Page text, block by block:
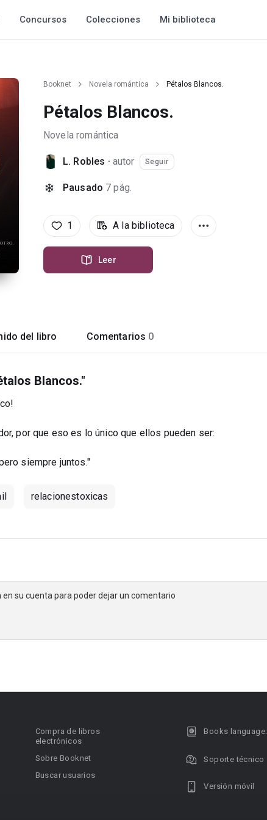
Concursos Colecciones Mi biblioteca
Booknet Novela romántica Pétalos Blancos.
Pétalos Blancos.
Novela romántica
L. Robles · autor Seguir
Pausado 7 pág.
1 A la biblioteca
Leer
del libro Comentarios 0
Blancos."
por que eso es lo único que ellos pueden ser:
siempre juntos."
relacionestoxicas
en su cuenta para poder dejar un comentario
Compra de libros
electrónicos
Sobre Booknet
Buscar usuarios
Books language:
Soporte técnico
Versión móvil